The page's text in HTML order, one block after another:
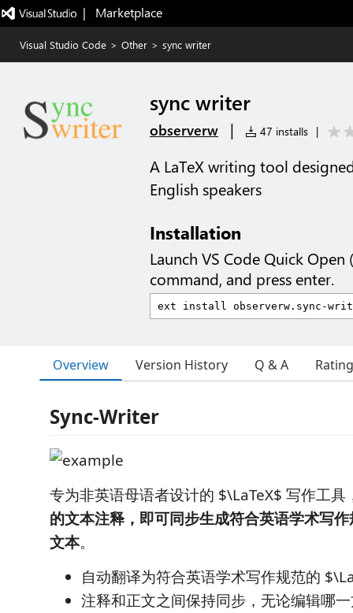
|   Marketplace
Visual Studio Code > Other > sync writer
sync writer
observerw | 47 installs |
A LaTeX writing tool
English speakers
Installation
Launch VS Code Quick Open (
command, and press enter.
Overview Version History Q & A
Sync-Writer
专为非英语母语者设计的 $\LaTeX$ 写作工具
的文本注释，即可同步生成符合英语学术写
文本。
自动翻译为符合英语学术写作规范的
注释和正文之间保持同步，无论编辑哪